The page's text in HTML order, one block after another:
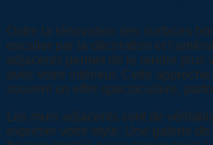
Outre la rénovation des surfaces
escalier par la décoration et
adjacents permet de le rendre plus
avec votre intérieur. Cette
souvent un effet spectaculaire,
Les murs adjacents sont de
exprimer votre style. Une galerie